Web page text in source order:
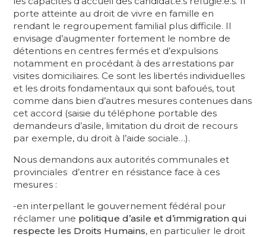
porte atteinte au droit de vivre en famille en
rendant le regroupement familial plus difficile. Il
envisage d’augmenter fortement le nombre de
détentions en centres fermés et d’expulsions
notamment en procédant à des arrestations par
visites domiciliaires. Ce sont les libertés individuelles
et les droits fondamentaux qui sont bafoués, tout
comme dans bien d’autres mesures contenues dans
cet accord (saisie du téléphone portable des
demandeurs d’asile, limitation du droit de recours
par exemple, du droit à l’aide sociale…).
Nous demandons aux autorités communales et
provinciales d’entrer en résistance face à ces
mesures :
-en interpellant le gouvernement fédéral pour
réclamer une politique d’asile et d’immigration qui
respecte les Droits Humains, en particulier le droit